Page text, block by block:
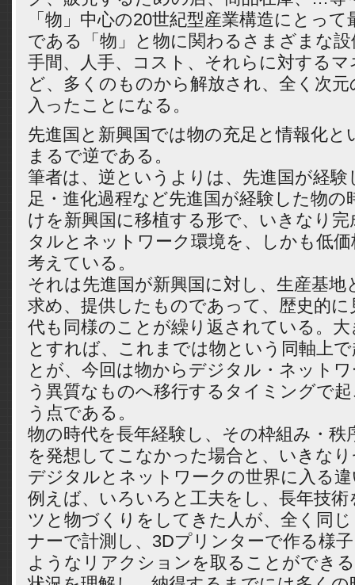
「物」中心の20世紀型産業構造にとっ
である「物」と物に関わるさまざまな
手間、人手、コスト、それらに対する
ど、多くのものから解放され、全く次
入ったことになる。
先進国と新興国では物の充足と情報化と
まるで逆である。
筆者は、逆というよりは、先進国が経験
足・進化過程など先進国が経験した物の
けを新興国に移植する形で、いきなり
タルとネットワーク環境を、しかも低
考えている。
それは先進国が新興国に対し、生産基地
求め、提供したものであって、歴史的
代も同様のことが繰り返されている。
とすれば、これまでは物という同軸上
とが、今回は物からデジタル・ネット
う異質なものへ移行するタイミングで
う点である。
物の時代を長年経験し、その枠組み・秩
を発想してこなかった場合と、いきな
デジタルとネットワークの世界に入る
例えば、いろいろと工夫をし、長年技
ツと物づくりをしてきた人が、全く同
ナーで計測し、3Dプリンターで作る様
ようなリアクションを取ることができ